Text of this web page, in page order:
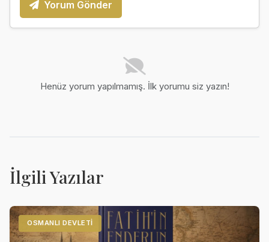
Yorum Gönder
Henüz yorum yapılmamış. İlk yorumu siz yazın!
İlgili Yazılar
OSMANLI DEVLETI